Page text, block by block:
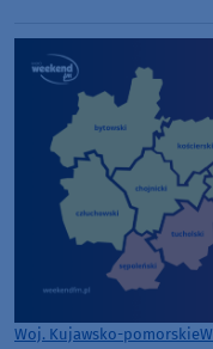
Woj. Kujawsko-pomorskie